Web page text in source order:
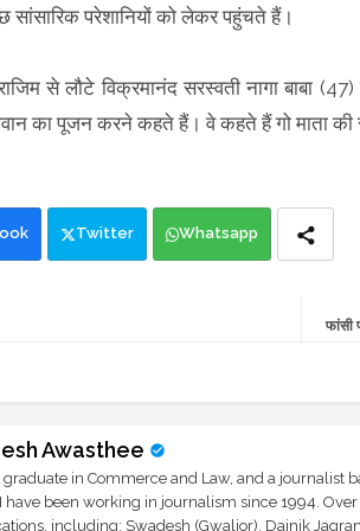
सांसारिक परेशानियों को लेकर पहुंचते हैं।
से लौटे विक्रमानंद सरस्वती नागा बाबा
का पूजन करने कहते हैं। वे कहते हैं गो माता
Twitter Whatsapp
फांसी
Awasthee
graduate in Commerce and Law, and a journalist
have been working in journalism since 1994.
including: Swadesh (Gwalior), Dainik